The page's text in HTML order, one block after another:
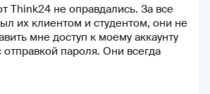
справлюсь с экзаменами
Think24 не оправдались. За все
их клиентом и студентом, они не
мне доступ к моему аккаунту
пароля. Они всегда